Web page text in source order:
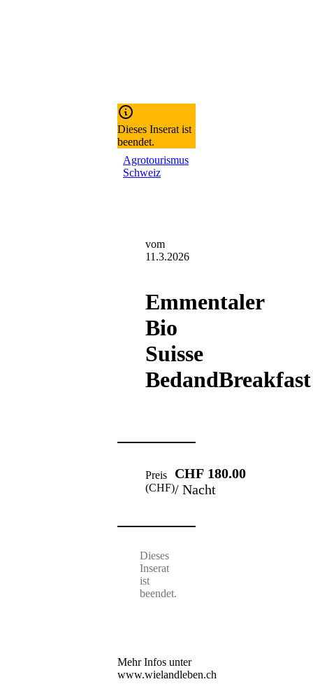
Dieses Inserat ist
beendet.
Agrotourismus
Schweiz
vom
11.3.2026
Emmentaler
Bio
Suisse
BedandBreakfast
Preis
(CHF)
CHF 180.00
/ Nacht
Dieses
Inserat
ist
beendet.
Mehr Infos unter
www.wielandleben.ch